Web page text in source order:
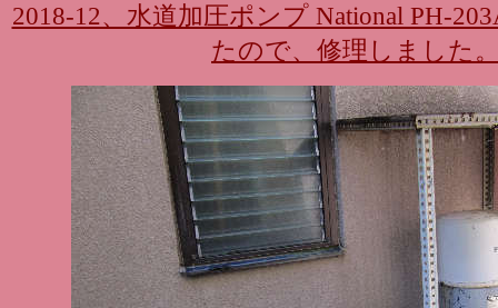
2018-12、水道加圧ポンプ National PH-
たので、修理しました